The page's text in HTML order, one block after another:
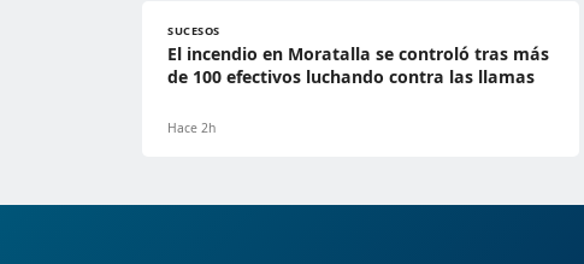
SUCESOS
El incendio en Moratalla se controló tras más
de 100 efectivos luchando contra las llamas
Hace 2h